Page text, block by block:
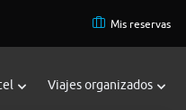
Mis reservas
Viajes organizados